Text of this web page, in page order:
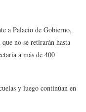
a Palacio de Gobierno,
no se retirarán hasta
a más de 400
y luego continúan en